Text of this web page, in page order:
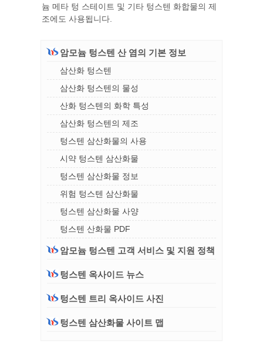
늄 메타 텅 스테이트 및 기타 텅스텐 화합물의 제
조에도 사용됩니다.
암모늄 텅스텐 산 염의 기본 정보
삼산화 텅스텐
삼산화 텅스텐의 물성
산화 텅스텐의 화학 특성
삼산화 텅스텐의 제조
텅스텐 삼산화물의 사용
시약 텅스텐 삼산화물
텅스텐 삼산화물 정보
위험 텅스텐 삼산화물
텅스텐 삼산화물 사양
텅스텐 산화물 PDF
암모늄 텅스텐 고객 서비스 및 지원 정책
텅스텐 옥사이드 뉴스
텅스텐 트리 옥사이드 사진
텅스텐 삼산화물 사이트 맵